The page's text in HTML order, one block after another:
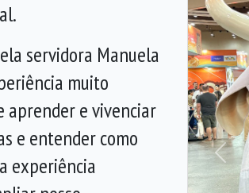
servidora Manuela
muito
aprender e vivenciar
e entender como
experiência